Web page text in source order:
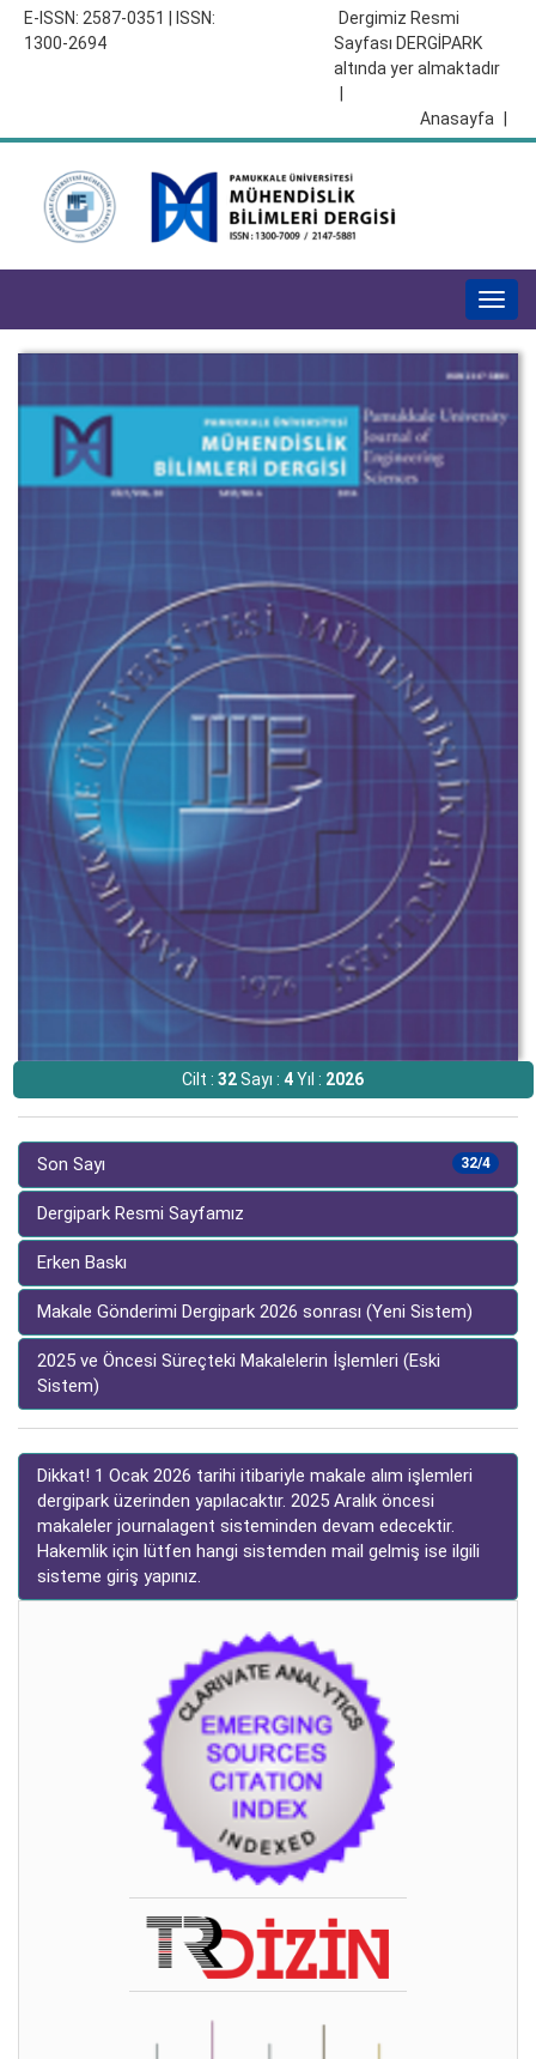
E-ISSN: 2587-0351 | ISSN:
1300-2694
Dergimiz Resmi
Sayfası DERGİPARK
altında yer almaktadır
Anasayfa
Cilt :32Sayı :4Yıl : 2026
32/4
Son Sayı
Dergipark Resmi Sayfamız
Erken Baskı
Makale Gönderimi Dergipark 2026 sonrası (Yeni Sistem)
2025 ve Öncesi Süreçteki Makalelerin İşlemleri (Eski
Sistem)
Dikkat! 1 Ocak 2026 tarihi itibariyle makale alım işlemleri
dergipark üzerinden yapılacaktır. 2025 Aralık öncesi
makaleler journalagent sisteminden devam edecektir.
Hakemlik için lütfen hangi sistemden mail gelmiş ise ilgili
sisteme giriş yapınız.